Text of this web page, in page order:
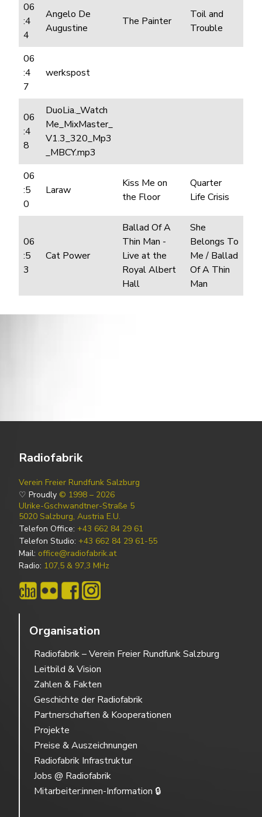
06
:4
4
Angelo De
Augustine
The Painter
Toil and
Trouble
06
:4
7
werkspost
06
:4
8
DuoLia._Watch
Me_MixMaster_
V1.3_320_Mp3
_MBCY.mp3
06
:5
0
Laraw
Kiss Me on
the Floor
Quarter
Life Crisis
06
:5
3
Cat Power
Ballad Of A
Thin Man -
Live at the
Royal Albert
Hall
She
Belongs To
Me / Ballad
Of A Thin
Man
Radiofabrik
Verein Freier Rundfunk Salzburg
♡ Proudly © 1998 – 2026
Ulrike-Gschwandtner-Straße 5
5020 Salzburg, Austria E.U.
Telefon Office: +43 662 84 29 61
Telefon Studio: +43 662 84 29 61-55
Mail: office@radiofabrik.at
Radio: 107,5 & 97,3 MHz
Organisation
Radiofabrik – Verein Freier Rundfunk Salzburg
Leitbild & Vision
Zahlen & Fakten
Geschichte der Radiofabrik
Partnerschaften & Kooperationen
Projekte
Preise & Auszeichnungen
Radiofabrik Infrastruktur
Jobs @ Radiofabrik
Mitarbeiter:innen-Information 🔒